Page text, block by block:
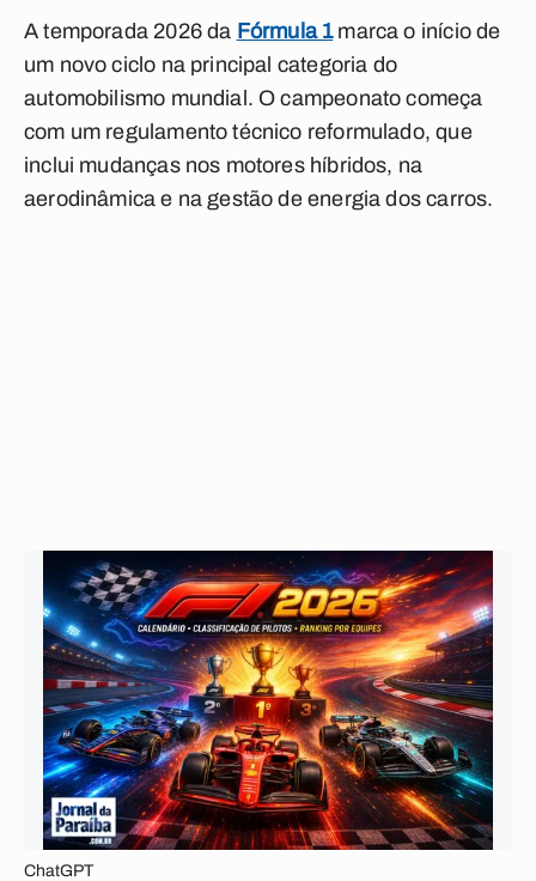
A temporada 2026 da Fórmula 1marca o início de
um novo ciclo na principal categoria do
automobilismo mundial. O campeonato começa
com um regulamento técnico reformulado, que
inclui mudanças nos motores híbridos, na
aerodinâmica e na gestão de energia dos carros.
ChatGPT